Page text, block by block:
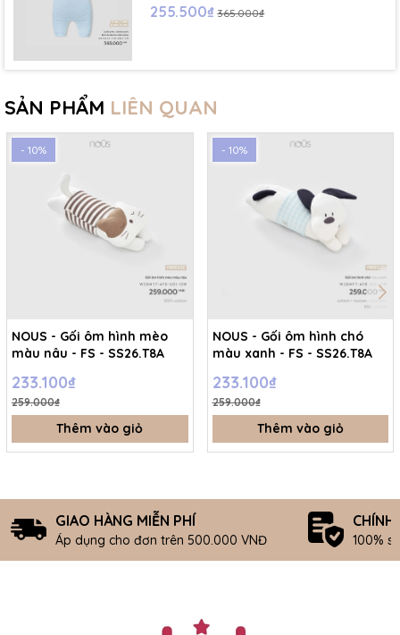
255.500₫ 365.000₫
SẢN PHẨM LIÊN QUAN
- 10%
NOUS - Gối ôm hình mèo
màu nâu - FS - SS26.T8A
233.100₫
259.000₫
Thêm vào giỏ
- 10%
NOUS - Gối ôm hình chó
màu xanh - FS - SS26.T8A
233.100₫
259.000₫
Thêm vào giỏ
GIAO HÀNG MIỄN PHÍ
Áp dụng cho đơn trên 500.000 VNĐ
CHÍNH
100%